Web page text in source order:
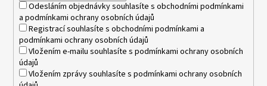
Odesláním objednávky souhlasíte s obchodními podmínkami
a podmínkami ochrany osobních údajů
Registrací souhlasíte s obchodními podmínkami a
podmínkami ochrany osobních údajů
Vložením e-mailu souhlasíte s podmínkami ochrany osobních
údajů
Vložením zprávy souhlasíte s podmínkami ochrany osobních